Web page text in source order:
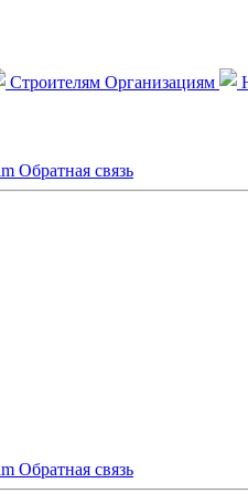
Строителям Организациям
Обратная связь
Обратная связь